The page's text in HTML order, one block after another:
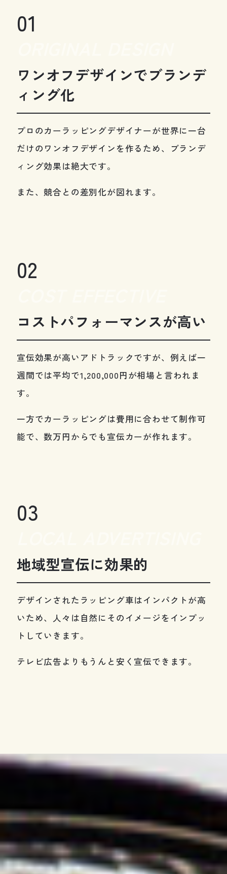
01
ワンオフデザインでブランデ
ィング化
プロのカーラッピングデザイナーが世界に一台
だけのワンオフデザインを作るため、ブランデ
ィング効果は絶大です。
また、競合との差別化が図れます。
02
コストパフォーマンスが高い
宣伝効果が高いアドトラックですが、例えば一
週間では平均で1,200,000円が相場と言われま
す。
一方でカーラッピングは費用に合わせて制作可
能で、数万円からでも宣伝カーが作れます。
03
地域型宣伝に効果的
デザインされたラッピング車はインパクトが高
いため、人々は自然にそのイメージをインプッ
トしていきます。
テレビ広告よりもうんと安く宣伝できます。